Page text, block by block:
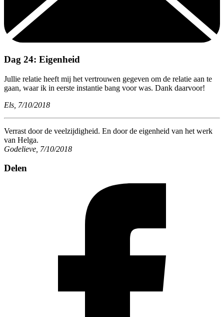
Dag 24: Eigenheid
Jullie relatie heeft mij het vertrouwen gegeven om de relatie aan te
gaan, waar ik in eerste instantie bang voor was. Dank daarvoor!
Els, 7/10/2018
Verrast door de veelzijdigheid. En door de eigenheid van het werk
van Helga.
Godelieve, 7/10/2018
Delen